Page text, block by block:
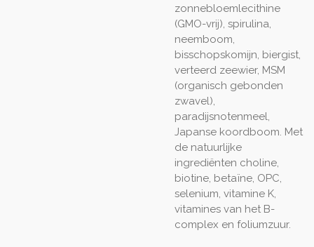
zonnebloemlecithine
(GMO-vrij), spirulina,
neemboom,
bisschopskomijn, biergist,
verteerd zeewier, MSM
(organisch gebonden
zwavel),
paradijsnotenmeel,
Japanse koordboom. Met
de natuurlijke
ingrediënten choline,
biotine, betaïne, OPC,
selenium, vitamine K,
vitamines van het B-
complex en foliumzuur.